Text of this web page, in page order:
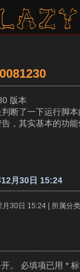
版本
断了一下运行脚本
，其实基本的功
月30日 15:24
30日 15:24 | 所属分
。 必填项已用 *